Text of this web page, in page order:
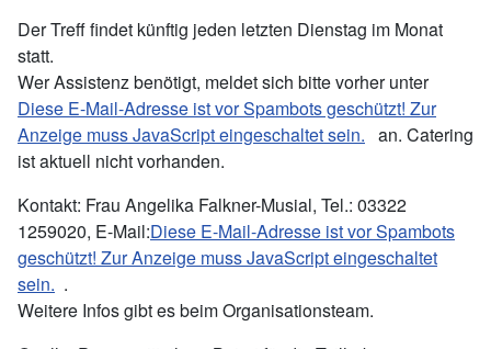
Der Treff findet künftig jeden letzten Dienstag im Monat
statt.
Wer Assistenz benötigt, meldet sich bitte vorher unter
Diese E-Mail-Adresse ist vor Spambots geschützt! Zur
Anzeige muss JavaScript eingeschaltet sein. an. Catering
ist aktuell nicht vorhanden.
Kontakt: Frau Angelika Falkner-Musial, Tel.: 03322
1259020, E-Mail:Diese E-Mail-Adresse ist vor Spambots
geschützt! Zur Anzeige muss JavaScript eingeschaltet
sein. .
Weitere Infos gibt es beim Organisationsteam.